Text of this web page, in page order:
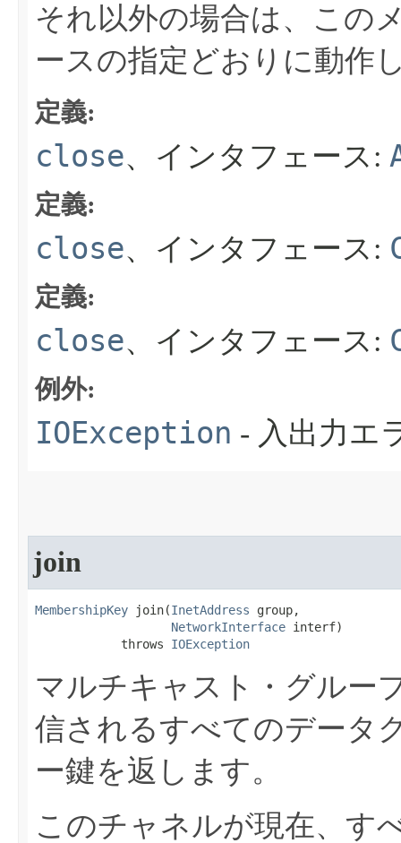
それ以外の場合は、この
ースの指定どおりに動作
定義:
close、インタフェース:
定義:
close、インタフェース:
定義:
close、インタフェース:
例外:
IOException - 入出力エ
join
MembershipKey join​(InetAddress group,
NetworkInterface interf)
            throws
IOException
マルチキャスト・グルー
信されるすべてのデータ
ー鍵を返します。
このチャネルが現在、す